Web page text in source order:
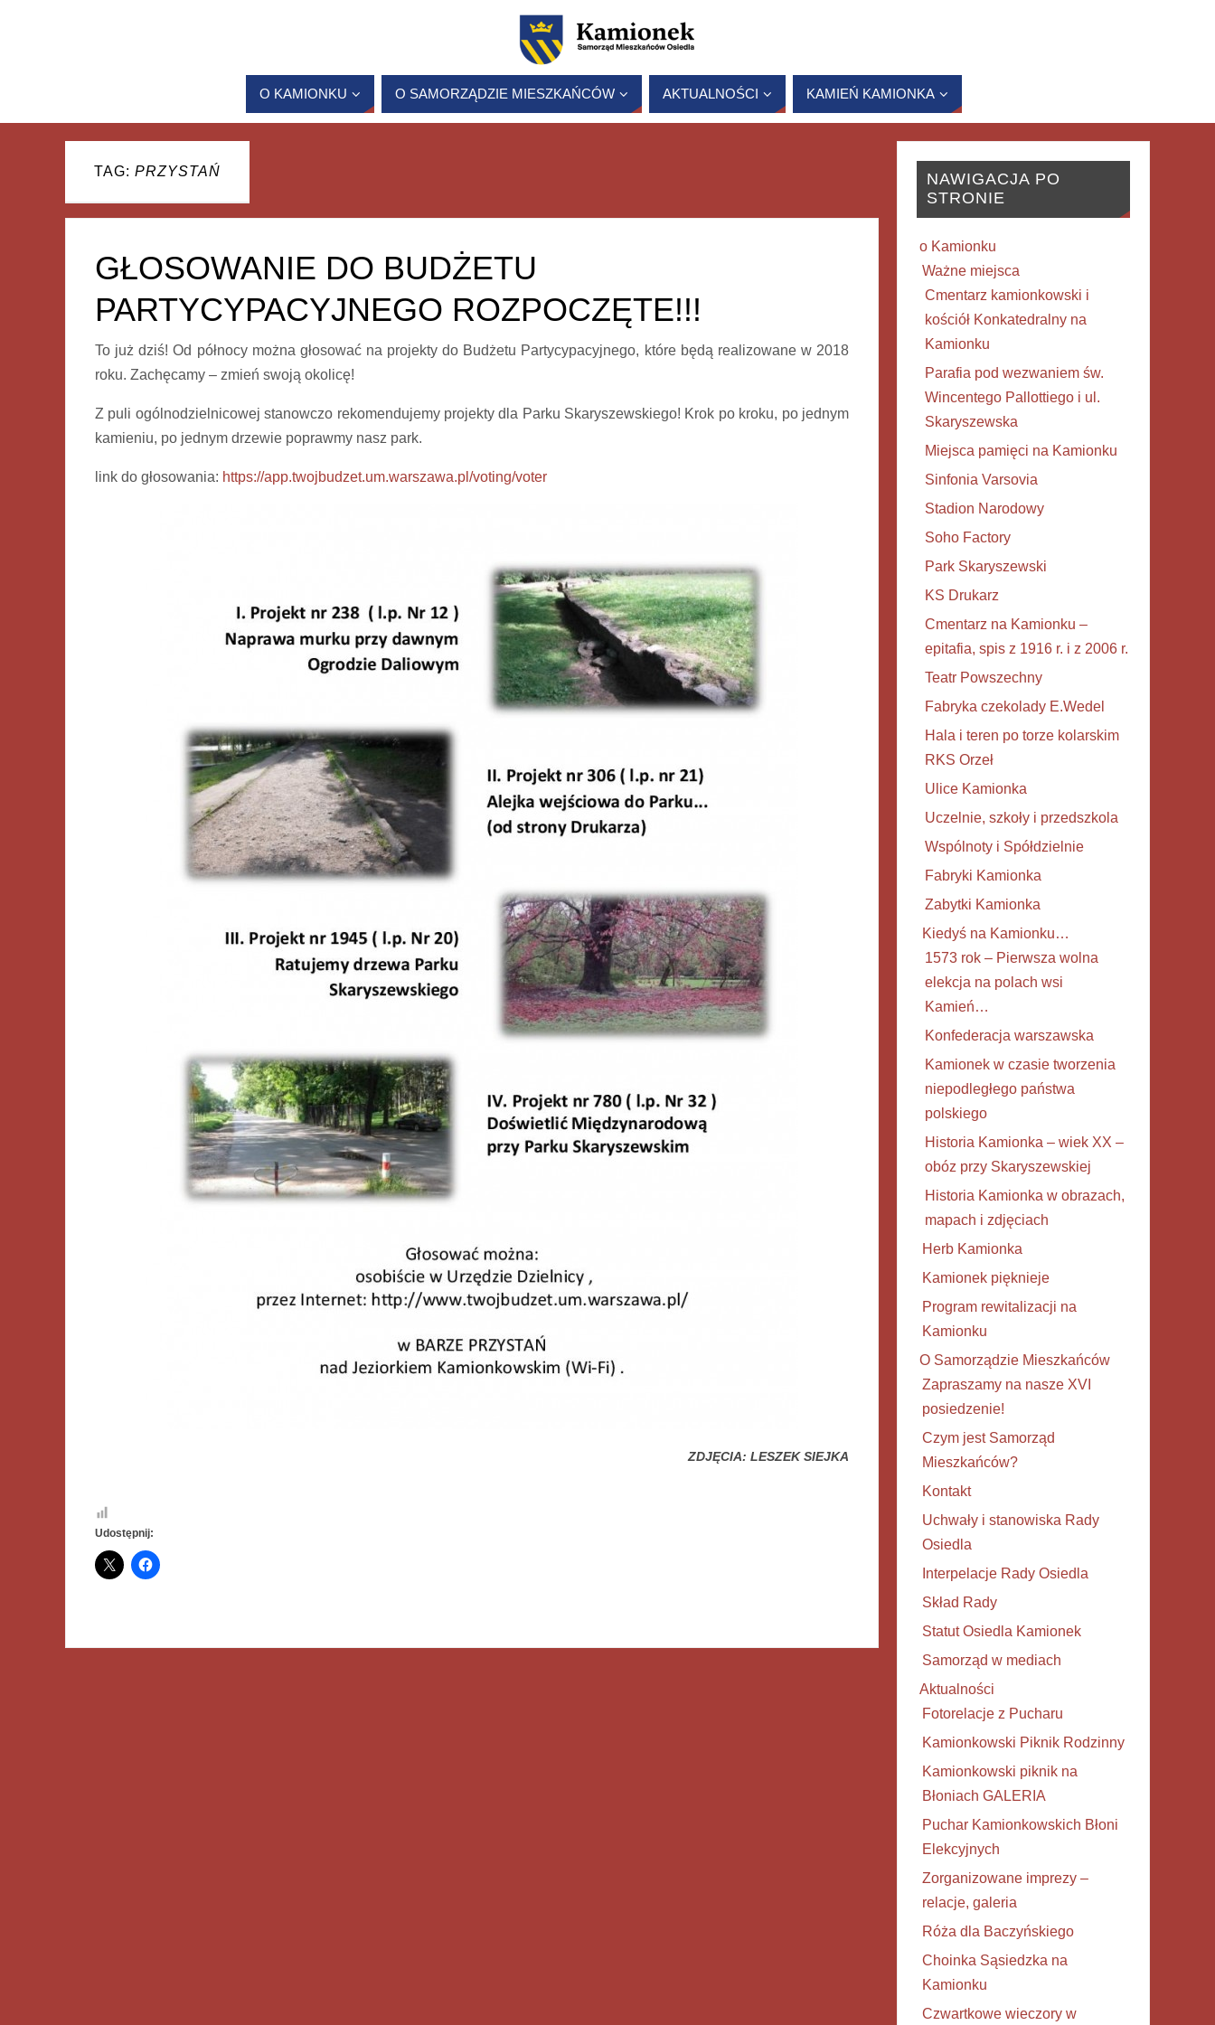
O KAMIONKU O SAMORZĄDZIE MIESZKAŃCÓW AKTUALNOŚCI KAMIEŃ KAMIONKA
TAG: PRZYSTAŃ
GŁOSOWANIE DO BUDŻETU
PARTYCYPACYJNEGO ROZPOCZĘTE!!!
To już dziś! Od północy można głosować na projekty do Budżetu Partycypacyjnego, które będą realizowane w 2018
roku. Zachęcamy – zmień swoją okolicę!
Z puli ogólnodzielnicowej stanowczo rekomendujemy projekty dla Parku Skaryszewskiego! Krok po kroku, po jednym
kamieniu, po jednym drzewie poprawmy nasz park.
link do głosowania: https://app.twojbudzet.um.warszawa.pl/voting/voter
ZDJĘCIA: LESZEK SIEJKA
Udostępnij:
NAWIGACJA PO
STRONIE
o Kamionku
Ważne miejsca
Cmentarz kamionkowski i
kościół Konkatedralny na
Kamionku
Parafia pod wezwaniem św.
Wincentego Pallottiego i ul.
Skaryszewska
Miejsca pamięci na Kamionku
Sinfonia Varsovia
Stadion Narodowy
Soho Factory
Park Skaryszewski
KS Drukarz
Cmentarz na Kamionku –
epitafia, spis z 1916 r. i z 2006 r.
Teatr Powszechny
Fabryka czekolady E.Wedel
Hala i teren po torze kolarskim
RKS Orzeł
Ulice Kamionka
Uczelnie, szkoły i przedszkola
Wspólnoty i Spółdzielnie
Fabryki Kamionka
Zabytki Kamionka
Kiedyś na Kamionku…
1573 rok – Pierwsza wolna
elekcja na polach wsi
Kamień…
Konfederacja warszawska
Kamionek w czasie tworzenia
niepodległego państwa
polskiego
Historia Kamionka – wiek XX –
obóz przy Skaryszewskiej
Historia Kamionka w obrazach,
mapach i zdjęciach
Herb Kamionka
Kamionek pięknieje
Program rewitalizacji na
Kamionku
O Samorządzie Mieszkańców
Zapraszamy na nasze XVI
posiedzenie!
Czym jest Samorząd
Mieszkańców?
Kontakt
Uchwały i stanowiska Rady
Osiedla
Interpelacje Rady Osiedla
Skład Rady
Statut Osiedla Kamionek
Samorząd w mediach
Aktualności
Fotorelacje z Pucharu
Kamionkowski Piknik Rodzinny
Kamionkowski piknik na
Błoniach GALERIA
Puchar Kamionkowskich Błoni
Elekcyjnych
Zorganizowane imprezy –
relacje, galeria
Róża dla Baczyńskiego
Choinka Sąsiedzka na
Kamionku
Czwartkowe wieczory w